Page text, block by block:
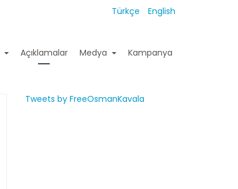
Türkçe English
Açıklamalar Medya Kampanya
Tweets by FreeOsmanKavala